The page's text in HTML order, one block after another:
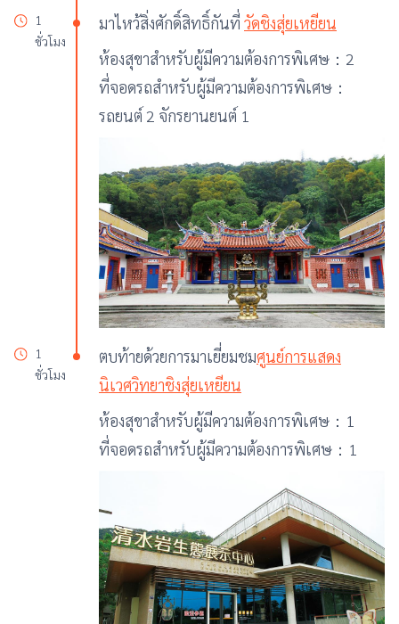
1
ชั่วโมง
มาไหว้สิ่งศักดิ์สิทธิ์กันที่ วัดชิงสุ่ยเหยียน
ห้องสุขาสำหรับผู้มีความต้องการพิเศษ：2
ที่จอดรถสำหรับผู้มีความต้องการพิเศษ：
รถยนต์ 2 จักรยานยนต์ 1
1
ชั่วโมง
ตบท้ายด้วยการมาเยี่ยมชมศูนย์การแสดง
นิเวศวิทยาชิงสุ่ยเหยียน
ห้องสุขาสำหรับผู้มีความต้องการพิเศษ：1
ที่จอดรถสำหรับผู้มีความต้องการพิเศษ：1